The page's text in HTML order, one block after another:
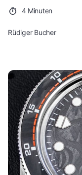
4 Minuten
Rüdiger Bucher